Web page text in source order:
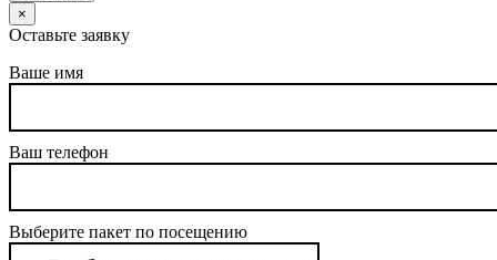
×
Оставьте заявку
Ваше имя
Ваш телефон
Выберите пакет по посещению